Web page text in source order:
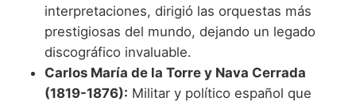
interpretaciones, dirigió las orquestas más
prestigiosas del mundo, dejando un legado
discográfico invaluable.
Carlos María de la Torre y Nava Cerrada
(1819-1876): Militar y político español que